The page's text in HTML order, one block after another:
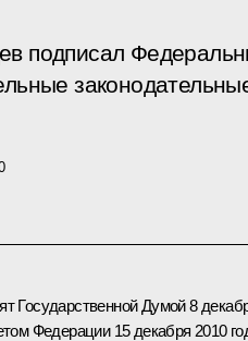
подписал
Государственной Думой 8
Федерации 15 декабря 2010